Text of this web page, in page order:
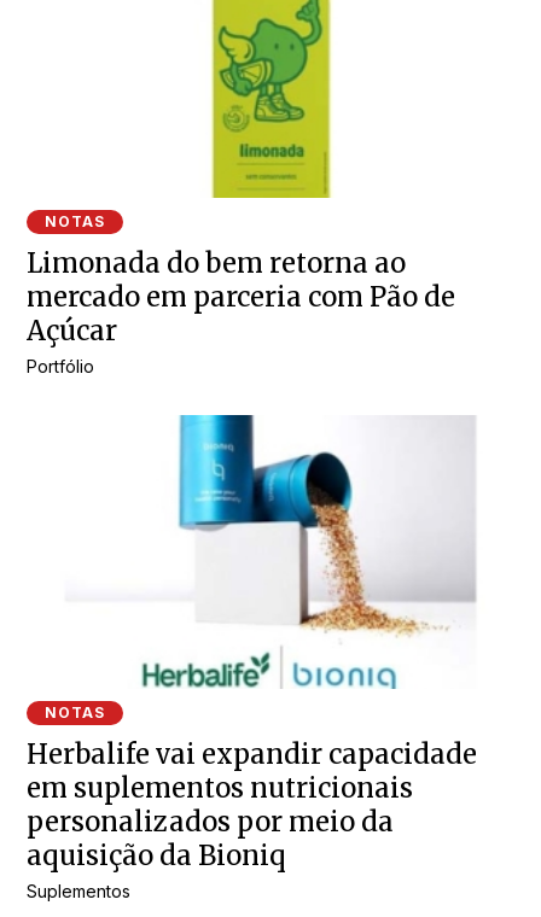
NOTAS
Limonada do bem retorna ao
mercado em parceria com Pão de
Açúcar
Portfólio
NOTAS
Herbalife vai expandir capacidade
em suplementos nutricionais
personalizados por meio da
aquisição da Bioniq
Suplementos